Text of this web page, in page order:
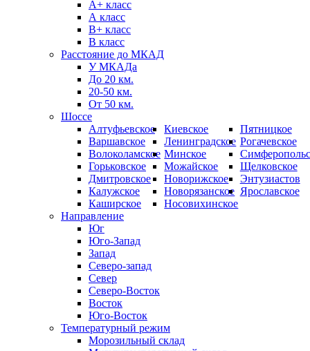
А+ класс
А класс
B+ класс
В класс
Расстояние до МКАД
У МКАДа
До 20 км.
20-50 км.
От 50 км.
Шоссе
Алтуфьевское
Варшавское
Волоколамское
Горьковское
Дмитровское
Калужское
Каширское
Киевское
Ленинградское
Минское
Можайское
Новорижское
Новорязанское
Носовихинское
Пятницкое
Рогачевское
Щелковское
Энтузиастов
Ярославское
Направление
Юг
Юго-Запад
Запад
Северо-запад
Север
Северо-Восток
Восток
Юго-Восток
Температурный режим
Морозильный склад